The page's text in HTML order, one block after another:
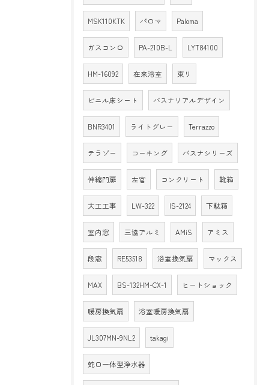
MSK110KTK パロマ Paloma
ガスコンロ PA-210B-L LYT84100
HM-16092 在来浴室 東リ
ビニル床シート バスナリアルデザイン
BNR3401 ライトグレー Terrazzo
テラゾー コーキング バスナシリーズ
伸縮門扉 左官 コンクリート 靴箱
大工工事 LW-322 IS-2124 下駄箱
室内窓 三協アルミ AMiS アミス
段窓 RE53518 浴室換気扇 マックス
MAX BS-132HM-CX-1 ヒートショック
暖房換気扇 浴室暖房換気扇
JL307MN-9NL2 takagi
蛇口一体型浄水器